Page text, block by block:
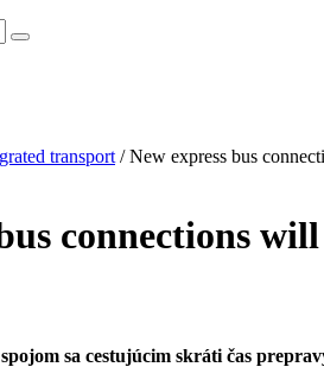
transport /New express bus
connections
sa cestujúcim skráti čas